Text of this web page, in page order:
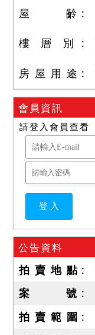
屋 齡
樓 層 別
房 屋 用 途
會員資訊
請登入會員查看
公告資料
拍 賣 地 點
案 號
拍 賣 範 圍